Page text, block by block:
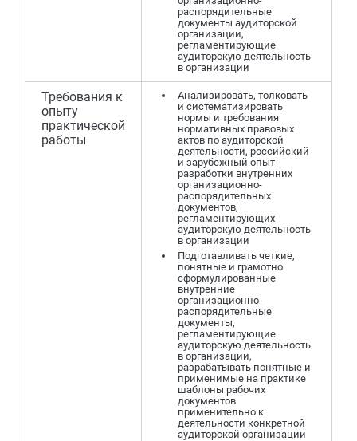
распорядительные
документы аудиторской
организации,
регламентирующие
аудиторскую деятельность
в организации
Требования к
опыту
практической
работы
Анализировать, толковать
и систематизировать
нормы и требования
нормативных правовых
актов по аудиторской
деятельности, российский
и зарубежный опыт
разработки внутренних
организационно-
распорядительных
документов,
регламентирующих
аудиторскую деятельность
в организации
Подготавливать четкие,
понятные и грамотно
сформулированные
внутренние
организационно-
распорядительные
документы,
регламентирующие
аудиторскую деятельность
в организации,
разрабатывать понятные и
применимые на практике
шаблоны рабочих
документов
применительно к
деятельности конкретной
аудиторской организации